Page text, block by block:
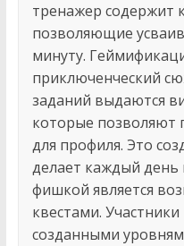
тренажер содержит
позволяющие
минуту.
приключенческий
заданий выдаются
которые позволяют
для профиля. Это
делает каждый
фишкой является
квестами.
созданными